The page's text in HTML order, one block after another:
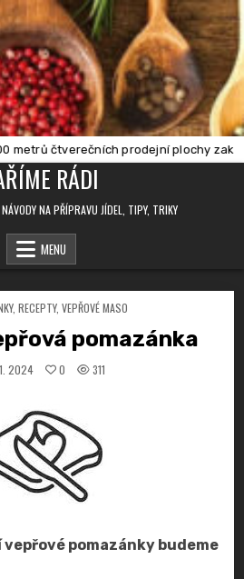
čtverečních prodejní plochy
RÁDI
NA PŘÍPRAVU JÍDEL, TIPY, TRIKY
MENU
, RECEPTY, VEPŘOVÉ MASO
pomazánka
2024 0 311
pomazánky budeme